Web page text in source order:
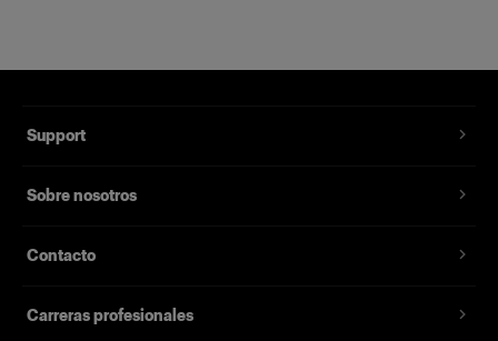
Support
Sobre nosotros
Contacto
Carreras profesionales